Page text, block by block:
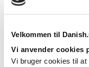
Velkommen til
Vi anvender cookies
Vi bruger cookies til at
Danish.Cares
og
Torsdag den 23.
rammen, da